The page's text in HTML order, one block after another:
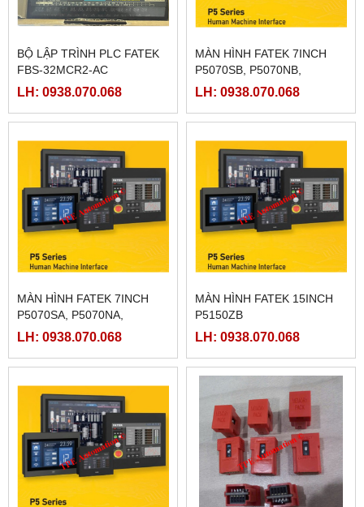
BỘ LẬP TRÌNH PLC FATEK
FBS-32MCR2-AC
LH: 0938.070.068
MÀN HÌNH FATEK 7INCH
P5070SB, P5070NB,
P5070ZB
LH: 0938.070.068
MÀN HÌNH FATEK 7INCH
P5070SA, P5070NA,
P5070ZA
LH: 0938.070.068
MÀN HÌNH FATEK 15INCH
P5150ZB
LH: 0938.070.068